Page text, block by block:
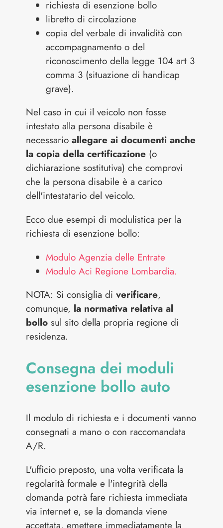
richiesta di esenzione bollo
libretto di circolazione
copia del verbale di invalidità con
accompagnamento o del
riconoscimento della legge 104 art 3
comma 3 (situazione di handicap
grave).
Nel caso in cui il veicolo non fosse
intestato alla persona disabile è
necessario allegare ai documenti anche
la copia della certificazione (o
dichiarazione sostitutiva) che comprovi
che la persona disabile è a carico
dell'intestatario del veicolo.
Ecco due esempi di modulistica per la
richiesta di esenzione bollo:
Modulo Agenzia delle Entrate
Modulo Aci Regione Lombardia.
NOTA: Si consiglia diverificare,
comunque, la normativa relativa al
bollo sul sito della propria regione di
residenza.
Consegna dei moduli
esenzione bollo auto
Il modulo di richiesta e i documenti vanno
consegnati a mano o con raccomandata
A/R.
L'ufficio preposto, una volta verificata la
regolarità formale e l'integrità della
domanda potrà fare richiesta immediata
via internet e, se la domanda viene
accettata, emettere immediatamente la